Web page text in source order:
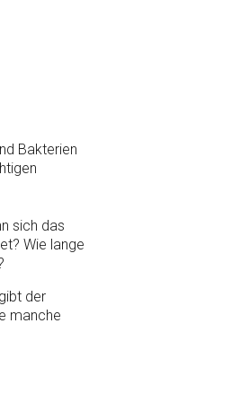
Bakterien
sich das
Wie lange
der
manche